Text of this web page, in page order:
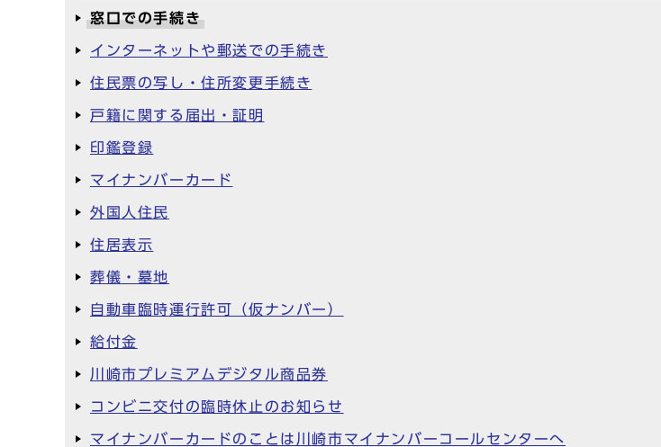
窓口での手続き
インターネットや郵送での手続き
住民票の写し・住所変更手続き
戸籍に関する届出・証明
印鑑登録
マイナンバーカード
外国人住民
住居表示
葬儀・墓地
自動車臨時運行許可（仮ナンバー）
給付金
川崎市プレミアムデジタル商品券
コンビニ交付の臨時休止のお知らせ
マイナンバーカードのことは川崎市マイナンバーコールセンターへ